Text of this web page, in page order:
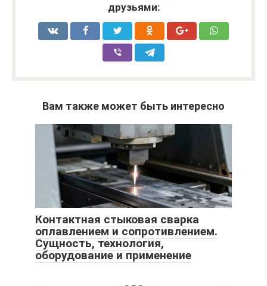
друзьями:
Вам также может быть интересно
Контактная стыковая сварка
оплавлением и сопротивлением.
Сущность, технология,
оборудование и применение